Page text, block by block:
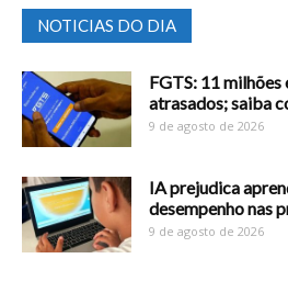
NOTICIAS DO DIA
FGTS: 11
atrasados; saiba
9 de agosto de 2026
IA prejudica
desempenho nas
9 de agosto de 2026